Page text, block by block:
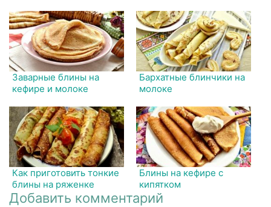
Заварные блины на
кефире и молоке
Бархатные блинчики на
молоке
Как приготовить тонкие
блины на ряженке
Блины на кефире с
кипятком
Добавить комментарий